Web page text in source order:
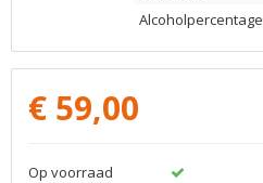
Alcoholpercentage
€ 59,00
Op voorraad